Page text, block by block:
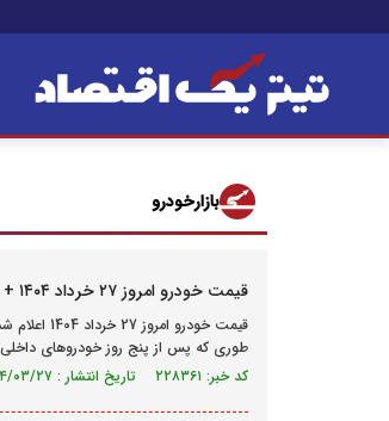
بازارخودرو
قیمت خودرو امروز ۲۷ خرداد ۱۴۰۴ + جدول
قیمت
طوری که پس از پنج روز خودروهای داخلی
کد خبر: ۲۲۸۳۶۱ تاریخ انتشار : ۱۴۰۴/۰۳/۲۷